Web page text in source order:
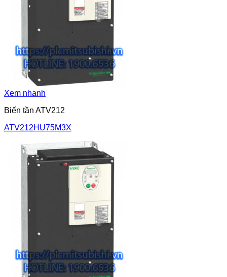
Xem nhanh
Biến tần ATV212
ATV212HU75M3X